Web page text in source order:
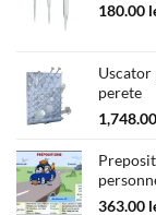
180.00
perete
1,748.00
363.00